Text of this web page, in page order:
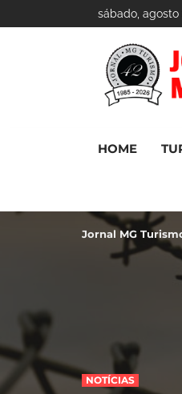
sábado, agosto
HOME
Jornal MG
NOTÍCIAS